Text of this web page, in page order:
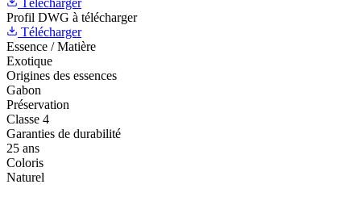
Télécharger
Profil DWG à télécharger
Télécharger
Essence / Matière
Exotique
Origines des essences
Gabon
Préservation
Classe 4
Garanties de durabilité
25 ans
Coloris
Naturel